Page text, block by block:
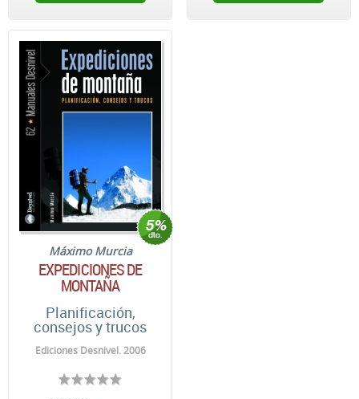
Máximo Murcia
EXPEDICIONES DE
MONTAÑA
Planificación,
consejos y trucos
Ediciones Desnivel. 2006